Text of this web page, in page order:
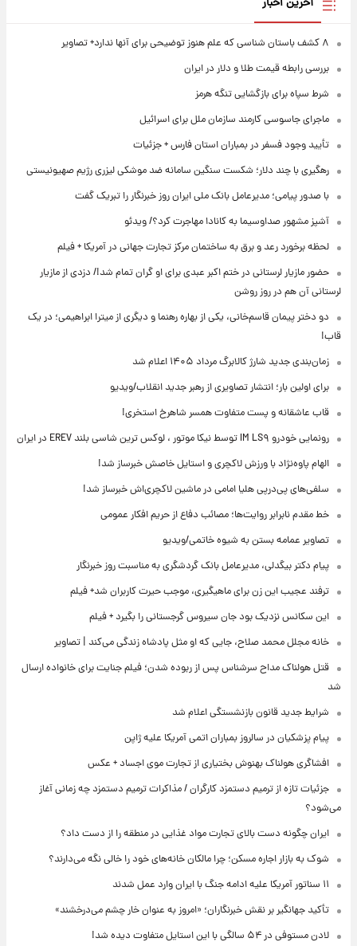
۸ کشف باستان شناسی که علم هنوز توضیحی برای آنها ندارد+ تصاویر
بررسی رابطه قیمت طلا و دلار در ایران
شرط سپاه برای بازگشایی تنگه هرمز
ماجرای جاسوسی کارمند سازمان ملل برای اسرائیل
تأیید وجود فسفر در بمباران استان فارس + جزئیات
رهگیری با چند دلار؛ شکست سنگین سامانه ضد موشکی لیزری رژیم صهیونیستی
با صدور پیامی؛ مدیرعامل بانک ملی ایران روز خبرنگار را تبریک گفت
آشپز مشهور صداوسیما به کانادا مهاجرت کرد؟/ ویدئو
لحظه برخورد رعد و برق به ساختمان مرکز تجارت جهانی در آمریکا + فیلم
حضور مازیار لرستانی در ختم اکبر عبدی برای او گران تمام شد!/ دزدی از مازیار
لرستانی آن هم در روز روشن
دو دختر پیمان قاسم‌خانی، یکی از بهاره رهنما و دیگری از میترا ابراهیمی؛ در یک
قاب!
زمان‌بندی جدید شارژ کالابرگ مرداد ۱۴۰۵ اعلام شد
برای اولین بار؛ انتشار تصاویری از رهبر جدید انقلاب/ویدیو
قاب عاشقانه و پست متفاوت همسر شاهرخ استخری!
رونمایی خودرو IM LS۹ توسط نیکا موتور ، لوکس ترین شاسی بلند EREV در ایران
الهام پاوه‌نژاد با ورزش لاکچری و استایل خاصش خبرساز شد!
سلفی‌های پی‌درپی هلیا امامی در ماشین لاکچری‌اش خبرساز شد!
خط مقدم نابرابر روایت‌ها؛ مصائب دفاع از حریم افکار عمومی
تصاویر عمامه بستن به شیوه خاتمی/ویدیو
پیام دکتر بیگدلی، مدیرعامل بانک گردشگری به مناسبت روز خبرنگار
ترفند عجیب این زن برای ماهیگیری، موجب حیرت کاربران شد+ فیلم
این سکانس نزدیک بود جان سیروس گرجستانی را بگیرد + فیلم
خانه مجلل محمد صلاح، جایی که او مثل پادشاه زندگی می‌کند | تصاویر
قتل هولناک مداح سرشناس پس از ربوده شدن؛ فیلم جنایت برای خانواده ارسال
شد
شرایط جدید قانون بازنشستگی اعلام شد
پیام پزشکیان در سالروز بمباران اتمی آمریکا علیه ژاپن
افشاگری هولناک بهنوش بختیاری از تجارت موی اجساد + عکس
جزئیات تازه از ترمیم دستمزد کارگران / مذاکرات ترمیم دستمزد چه زمانی آغاز
می‌شود؟
ایران چگونه دست بالای تجارت مواد غذایی در منطقه را از دست داد؟
شوک به بازار اجاره مسکن؛ چرا مالکان خانه‌های خود را خالی نگه می‌دارند؟
۱۱ سناتور آمریکا علیه ادامه جنگ با ایران وارد عمل شدند
تأکید جهانگیر بر نقش خبرنگاران؛ «امروز به عنوان خار چشم می‌درخشند»
لادن مستوفی در ۵۴ سالگی با این استایل متفاوت دیده شد!